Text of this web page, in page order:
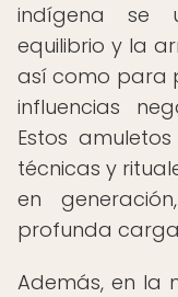
indígena se
equilibrio y la
así como para
influencias
Estos
técnicas y
en
profunda
Además, en la